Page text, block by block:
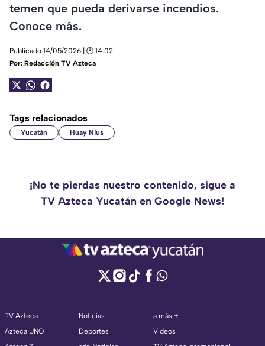
temen que pueda derivarse incendios.
Conoce más.
Publicado 14/05/2026 | 🕑 14:02
Por: Redacción TV Azteca
Tags relacionados
Yucatán Huay Nius
¡No te pierdas nuestro contenido, sigue a
TV Azteca Yucatán en Google News!
TV Azteca
Azteca UNO
Noticias
Deportes
a más +
Videos